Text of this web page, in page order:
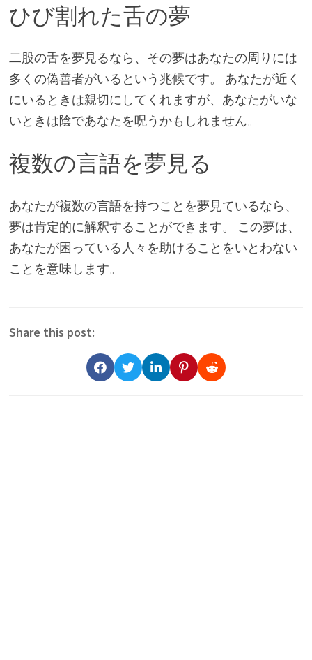
ひび割れた舌の夢
二股の舌を夢見るなら、その夢はあなたの周りには
多くの偽善者がいるという兆候です。 あなたが近く
にいるときは親切にしてくれますが、あなたがいな
いときは陰であなたを呪うかもしれません。
複数の言語を夢見る
あなたが複数の言語を持つことを夢見ているなら、
夢は肯定的に解釈することができます。 この夢は、
あなたが困っている人々を助けることをいとわない
ことを意味します。
Share this post: